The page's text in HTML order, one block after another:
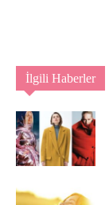
İlgili Haberler